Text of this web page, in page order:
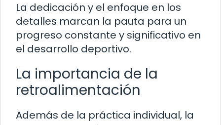
La dedicación y el enfoque en los
detalles marcan la pauta para un
progreso constante y significativo en
el desarrollo deportivo.
La importancia de la
retroalimentación
Además de la práctica individual, la